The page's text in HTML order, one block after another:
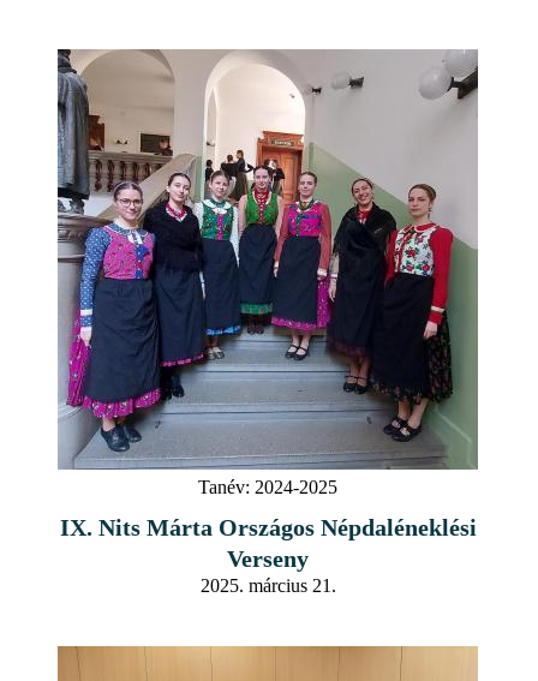
Tanév: 2024-2025
IX. Nits Márta Országos Népdaléneklési
Verseny
2025. március 21.